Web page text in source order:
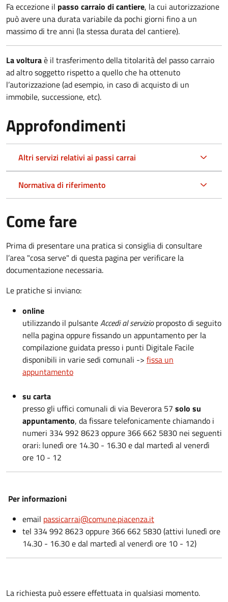
Fa eccezione il passo carraio di cantiere, la cui autorizzazione
può avere una durata variabile da pochi giorni fino a un
massimo di tre anni (la stessa durata del cantiere).
La volturaè il trasferimento della titolarità del passo carraio
ad altro soggetto rispetto a quello che ha ottenuto
l’autorizzazione (ad esempio, in caso di acquisto di un
immobile, successione, etc).
Approfondimenti
Altri servizi relativi ai passi carrai
Normativa di riferimento
Come fare
Prima di presentare una pratica si consiglia di consultare
l’area "cosa serve" di questa pagina per verificare la
documentazione necessaria.
Le pratiche si inviano:
online
utilizzando il pulsanteAccedi al servizioproposto di seguito
nella pagina oppure fissando un appuntamento per la
compilazione guidata presso i punti Digitale Facile
disponibili in varie sedi comunali -> fissa un
appuntamento
su carta
presso gli uffici comunali di via Beverora 57 solo su
appuntamento, da fissare telefonicamente chiamando i
numeri 334 992 8623 oppure 366 662 5830 nei seguenti
orari: lunedì ore 14.30 - 16.30 e dal martedì al venerdì
ore 10 - 12
Per informazioni
email passicarrai@comune.piacenza.it
tel 334 992 8623 oppure 366 662 5830 (attivi lunedì ore
14.30 - 16.30 e dal martedì al venerdì ore 10 - 12)
La richiesta può essere effettuata in qualsiasi momento.